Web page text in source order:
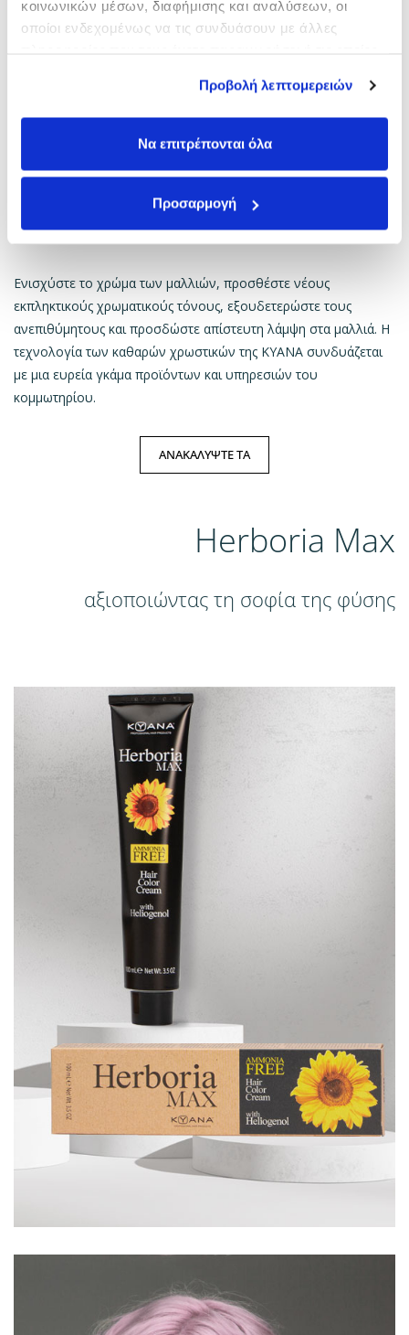
κοινωνικών μέσων, διαφήμισης και αναλύσεων, οι
οποίοι ενδεχομένως να τις συνδυάσουν με άλλες
Προβολή λεπτομερειών
Να επιτρέπονται όλα
Προσαρμογή
Ενισχύστε το χρώμα των μαλλιών, προσθέστε νέους
εκπληκτικούς χρωματικούς τόνους, εξουδετερώστε τους
ανεπιθύμητους και προσδώστε απίστευτη λάμψη στα μαλλιά. Η
τεχνολογία των καθαρών χρωστικών της ΚΥΑΝΑ συνδυάζεται
με μια ευρεία γκάμα προϊόντων και υπηρεσιών του
κομμωτηρίου.
ΑΝΑΚΑΛΥΨΤΕ ΤΑ
Herboria Max
αξιοποιώντας τη σοφία της φύσης